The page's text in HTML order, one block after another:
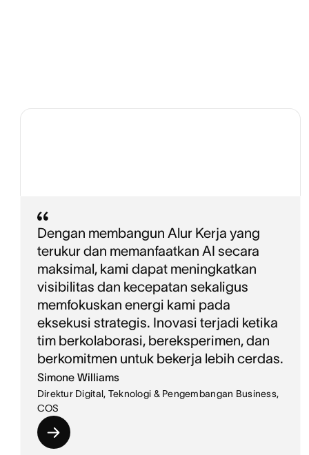
Dengan membangun Alur Kerja yang
terukur dan memanfaatkan AI secara
maksimal, kami dapat meningkatkan
visibilitas dan kecepatan sekaligus
memfokuskan energi kami pada
eksekusi strategis. Inovasi terjadi ketika
tim berkolaborasi, bereksperimen, dan
berkomitmen untuk bekerja lebih cerdas.
Simone Williams
Direktur Digital, Teknologi & Pengembangan Business,
COS